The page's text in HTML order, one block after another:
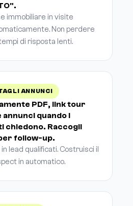
immobiliare in visite
Non perdere
di risposta lenti.
ANNUNCI
PDF, link tour
quando i
chiedono. Raccogli
follow-up.
lead qualificati. Costruisci il
in automatico.